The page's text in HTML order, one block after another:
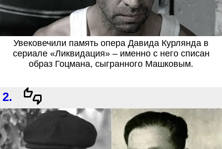
Увековечили память опера Давида Курлянда в
сериале «Ликвидация» – именно с него списан
образ Гоцмана, сыгранного Машковым.
2.